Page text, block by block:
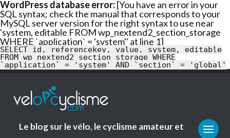
WordPress database error:[You have an error in your
SQL syntax; check the manual that corresponds to your
MySQL server version for the right syntax to use near
'system, editable FROM wp_nextend2_section_storage
WHERE `application` = 'system'' at line 1]
SELECT id, referencekey, value, system, editable
FROM wp_nextend2_section_storage WHERE
`application` = 'system' AND `section` = 'global'
Le blog sur le vélo, le cyclisme amateur et
En savoir
plus Ok